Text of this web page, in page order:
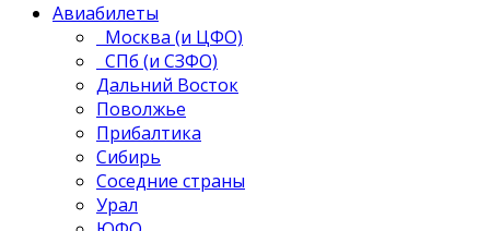
Авиабилеты
Москва (и ЦФО)
СПб (и СЗФО)
Дальний Восток
Поволжье
Прибалтика
Сибирь
Соседние страны
Урал